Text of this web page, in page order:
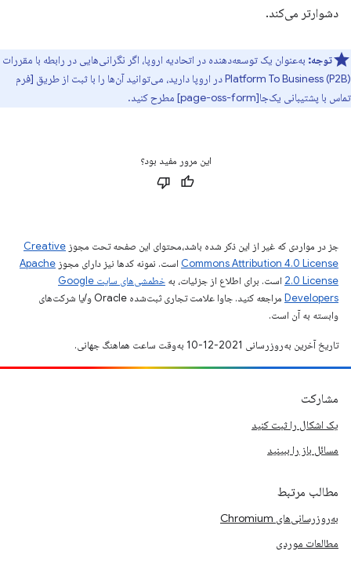
دشوارتر می‌کند.
توجه: به‌عنوان یک توسعه‌دهنده در اتحادیه اروپا، اگر نگرانی‌هایی در رابطه با مقررات
Platform To Business (P2B) در اروپا دارید، می‌توانید آن‌ها را با ثبت از طریق [فرم
تماس با پشتیبانی یک‌جا[page-oss-form] مطرح کنید.
این مرور مفید بود؟
جز در مواردی که غیر از این ذکر شده باشد،‌محتوای این صفحه تحت مجوز Creative
Commons Attribution 4.0 License است. نمونه کدها نیز دارای مجوز Apache
2.0 License است. برای اطلاع از جزئیات، به
خطمشی‌های سایت Google
Developers‏
مراجعه کنید. جاوا علامت تجاری ثبت‌شده Oracle و/یا شرکت‌های
وابسته به آن است.
تاریخ آخرین به‌روزرسانی 2021-12-10 به‌وقت ساعت هماهنگ جهانی.
مشارکت
یک اشکال را ثبت کنید
مسائل باز را ببینید
مطالب مرتبط
به‌روزرسانی‌های Chromium
مطالعات موردی